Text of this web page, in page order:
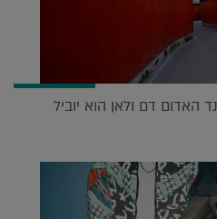
האדום דם ולאן הוא יוביל